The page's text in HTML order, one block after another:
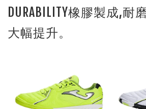
DURABILITY橡膠製成,耐
大幅提升。